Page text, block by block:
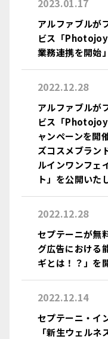
2023.01.17
アルファブルが
ビス「Photojoy
業務連携を開始
2022.12.28
アルファブルが
ビス「Photojoy
ャンペーンを開
ズコスメブラン
ルインワンフェ
ト」を公開いた
2022.12.28
セプテーニが無
グ広告における
ギとは！？」を
2022.12.14
セプテーニ・イ
「新生ウェルネ